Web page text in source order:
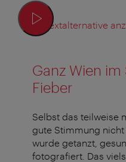
Textalternative
Ganz Wien
Fieber
Selbst das teilweise
gute Stimmung
wurde getanzt,
fotografiert. Das